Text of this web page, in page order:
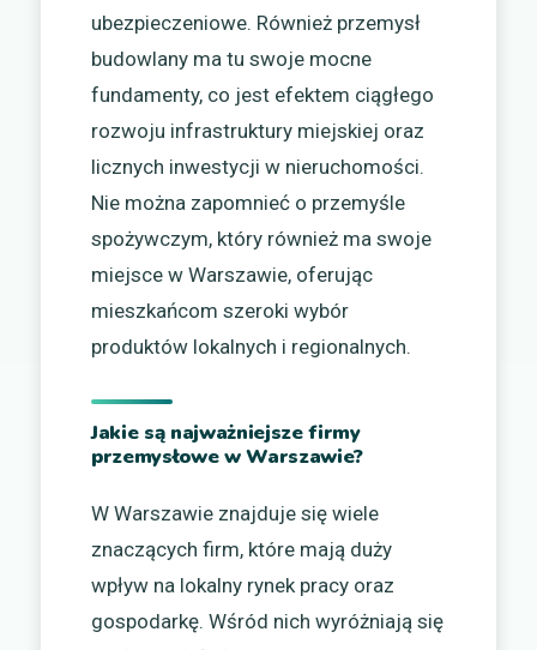
ubezpieczeniowe. Również przemysł
budowlany ma tu swoje mocne
fundamenty, co jest efektem ciągłego
rozwoju infrastruktury miejskiej oraz
licznych inwestycji w nieruchomości.
Nie można zapomnieć o przemyśle
spożywczym, który również ma swoje
miejsce w Warszawie, oferując
mieszkańcom szeroki wybór
produktów lokalnych i regionalnych.
Jakie są najważniejsze firmy
przemysłowe w Warszawie?
W Warszawie znajduje się wiele
znaczących firm, które mają duży
wpływ na lokalny rynek pracy oraz
gospodarkę. Wśród nich wyróżniają się